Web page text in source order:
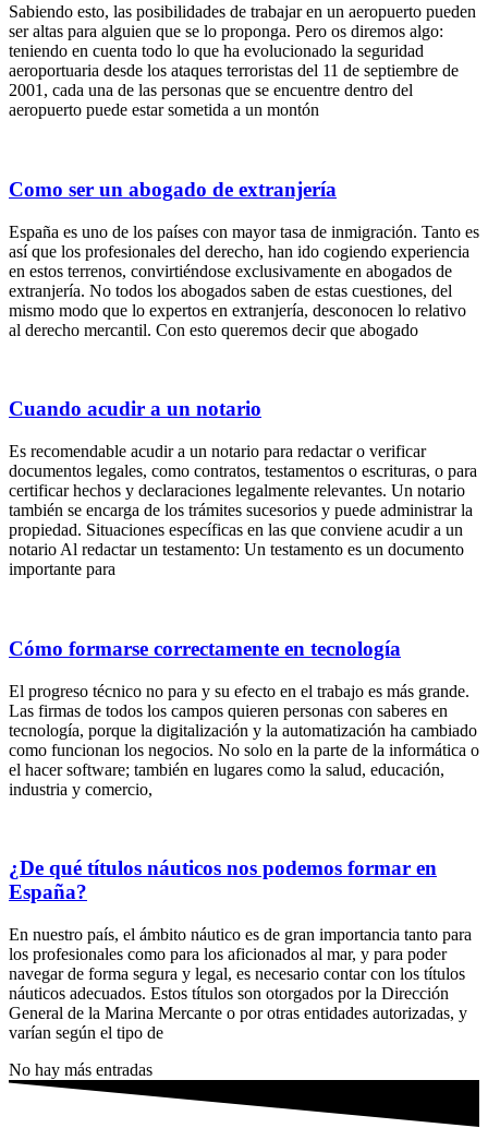
Sabiendo esto, las posibilidades de trabajar en un aeropuerto pueden
ser altas para alguien que se lo proponga. Pero os diremos algo:
teniendo en cuenta todo lo que ha evolucionado la seguridad
aeroportuaria desde los ataques terroristas del 11 de septiembre de
2001, cada una de las personas que se encuentre dentro del
aeropuerto puede estar sometida a un montón
Como ser un abogado de extranjería
España es uno de los países con mayor tasa de inmigración. Tanto es
así que los profesionales del derecho, han ido cogiendo experiencia
en estos terrenos, convirtiéndose exclusivamente en abogados de
extranjería. No todos los abogados saben de estas cuestiones, del
mismo modo que lo expertos en extranjería, desconocen lo relativo
al derecho mercantil. Con esto queremos decir que abogado
Cuando acudir a un notario
Es recomendable acudir a un notario para redactar o verificar
documentos legales, como contratos, testamentos o escrituras, o para
certificar hechos y declaraciones legalmente relevantes. Un notario
también se encarga de los trámites sucesorios y puede administrar la
propiedad. Situaciones específicas en las que conviene acudir a un
notario Al redactar un testamento: Un testamento es un documento
importante para
Cómo formarse correctamente en tecnología
El progreso técnico no ͏para y su ͏efect͏o en el ͏trabajo es más grande.
Las firmas de todos los campos͏ quieren personas con saberes en
tecnología, porque la dig͏i͏talización y la autom͏atiz͏ación ha cambiado
como funcionan los negoc͏ios͏. No solo en la parte de la informática o
e͏l hacer software; también en lugar͏es como la salud, educación,
indus͏tria y comercio,
¿De qué títulos náuticos nos podemos formar en
España?
En nuestro país, el ámbito náutico es de gran importancia tanto para
los profesionales como para los aficionados al mar, y para poder
navegar de forma segura y legal, es necesario contar con los títulos
náuticos adecuados. Estos títulos son otorgados por la Dirección
General de la Marina Mercante o por otras entidades autorizadas, y
varían según el tipo de
No hay más entradas